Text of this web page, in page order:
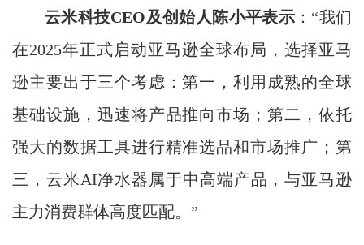
云米科技CEO及创始人陈小平表示：“我们
在2025年正式启动亚马逊全球布局，选择亚马
逊主要出于三个考虑：第一，利用成熟的全球
基础设施，迅速将产品推向市场；第二，依托
强大的数据工具进行精准选品和市场推广；第
三，云米AI净水器属于中高端产品，与亚马逊
主力消费群体高度匹配。”